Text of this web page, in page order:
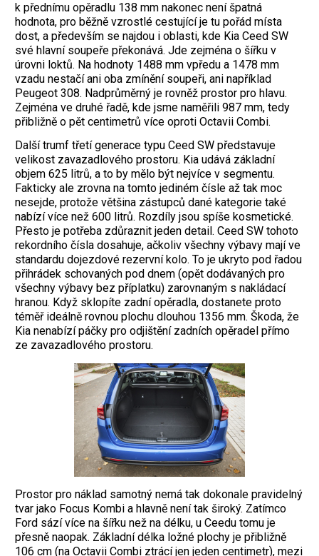
k přednímu opěradlu 138 mm nakonec není špatná
hodnota, pro běžně vzrostlé cestující je tu pořád místa
dost, a především se najdou i oblasti, kde Kia Ceed SW
své hlavní soupeře překonává. Jde zejména o šířku v
úrovni loktů. Na hodnoty 1488 mm vpředu a 1478 mm
vzadu nestačí ani oba zmínění soupeři, ani například
Peugeot 308. Nadprůměrný je rovněž prostor pro hlavu.
Zejména ve druhé řadě, kde jsme naměřili 987 mm, tedy
přibližně o pět centimetrů více oproti Octavii Combi.
Další trumf třetí generace typu Ceed SW představuje
velikost zavazadlového prostoru. Kia udává základní
objem 625 litrů, a to by mělo být nejvíce v segmentu.
Fakticky ale zrovna na tomto jediném čísle až tak moc
nesejde, protože většina zástupců dané kategorie také
nabízí více než 600 litrů. Rozdíly jsou spíše kosmetické.
Přesto je potřeba zdůraznit jeden detail. Ceed SW tohoto
rekordního čísla dosahuje, ačkoliv všechny výbavy mají ve
standardu dojezdové rezervní kolo. To je ukryto pod řadou
přihrádek schovaných pod dnem (opět dodávaných pro
všechny výbavy bez příplatku) zarovnaným s nakládací
hranou. Když sklopíte zadní opěradla, dostanete proto
téměř ideálně rovnou plochu dlouhou 1356 mm. Škoda, že
Kia nenabízí páčky pro odjištění zadních opěradel přímo
ze zavazadlového prostoru.
Prostor pro náklad samotný nemá tak dokonale pravidelný
tvar jako Focus Kombi a hlavně není tak široký. Zatímco
Ford sází více na šířku než na délku, u Ceedu tomu je
přesně naopak. Základní délka ložné plochy je přibližně
106 cm (na Octavii Combi ztrácí jen jeden centimetr), mezi